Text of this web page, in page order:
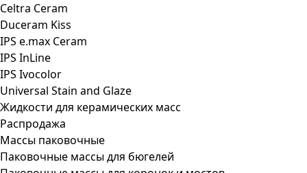
Celtra Ceram
Duceram Kiss
IPS e.max Ceram
IPS InLine
IPS Ivocolor
Universal Stain and Glaze
Жидкости для керамических масс
Распродажа
Массы паковочные
Паковочные массы для бюгелей